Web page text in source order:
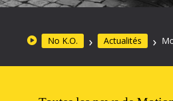
No K.O. Actualités